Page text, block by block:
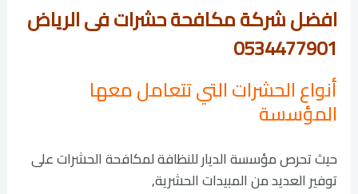
افضل شركة مكافحة حشرات فى الرياض
0534477901
أنواع الحشرات التي تتعامل معها
المؤسسة
حيث تحرص مؤسسة الديار للنظافة لمكافحة الحشرات على
توفير العديد من المبيدات الحشرية,